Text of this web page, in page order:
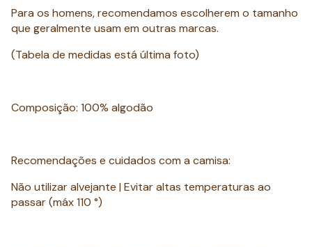
Para os homens, recomendamos escolherem o tamanho
que geralmente usam em outras marcas.
(Tabela de medidas está última foto)
Composição: 100% algodão
Recomendações e cuidados com a camisa:
Não utilizar alvejante | Evitar altas temperaturas ao
passar (máx 110 °)